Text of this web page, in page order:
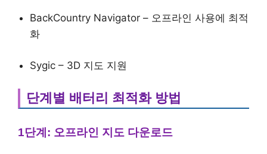
BackCountry Navigator – 오프라인 사용에 최적
화
Sygic – 3D 지도 지원
단계별 배터리 최적화 방법
1단계: 오프라인 지도 다운로드